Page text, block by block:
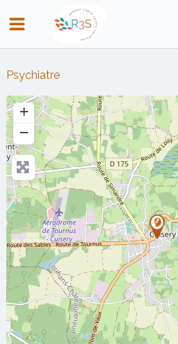
au
contenu
Psychiatre
+
−